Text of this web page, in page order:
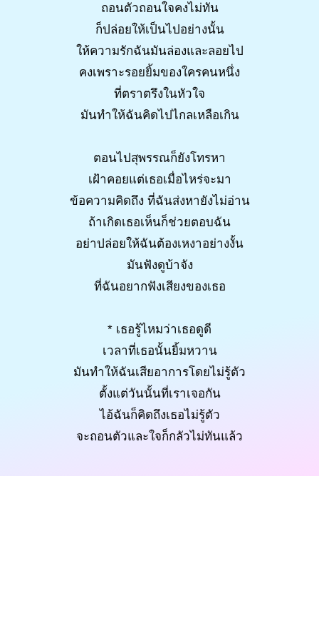
ถอนตัวถอนใจคงไม่ทัน
ก็ปล่อยให้เป็นไปอย่างนั้น
ให้ความรักฉันมันล่องและลอยไป
คงเพราะรอยยิ้มของใครคนหนึ่ง
ที่ตราตรึงในหัวใจ
มันทำให้ฉันคิดไปไกลเหลือเกิน
ตอนไปสุพรรณก็ยังโทรหา
เฝ้าคอยแต่เธอเมื่อไหร่จะมา
ข้อความคิดถึง ที่ฉันส่งหายังไม่อ่าน
ถ้าเกิดเธอเห็นก็ช่วยตอบฉัน
อย่าปล่อยให้ฉันต้องเหงาอย่างงั้น
มันฟังดูบ้าจัง
ที่ฉันอยากฟังเสียงของเธอ
* เธอรู้ไหมว่าเธอดูดี
เวลาที่เธอนั้นยิ้มหวาน
มันทำให้ฉันเสียอาการโดยไม่รู้ตัว
ตั้งแต่วันนั้นที่เราเจอกัน
ไอ้ฉันก็คิดถึงเธอไม่รู้ตัว
จะถอนตัวและใจก็กลัวไม่ทันแล้ว